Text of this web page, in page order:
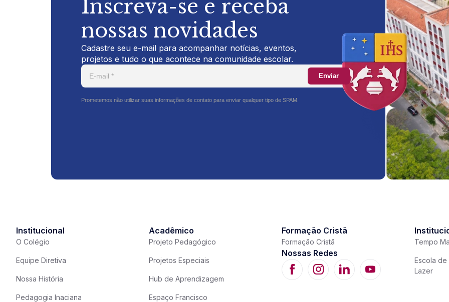
Inscreva-se e receba
nossas novidades
Cadastre seu e-mail para acompanhar notícias, eventos,
projetos e tudo o que acontece na comunidade escolar.
Enviar
Prometemos não utilizar suas informações de contato para enviar qualquer tipo de SPAM.
Institucional
O Colégio
Equipe Diretiva
Nossa História
Pedagogia Inaciana
Acadêmico
Projeto Pedagógico
Projetos Especiais
Hub de Aprendizagem
Espaço Francisco
Formação Cristã
Formação Cristã
Nossas Redes
Tempo
Escola de
Lazer